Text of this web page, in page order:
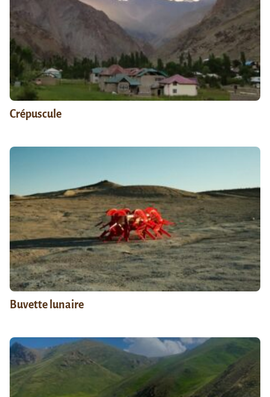
Crépuscule
Buvette lunaire